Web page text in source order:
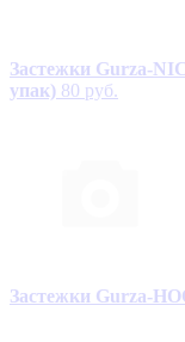
Застежки Gurza-
упак) 80 руб.
Застежки Gurza-